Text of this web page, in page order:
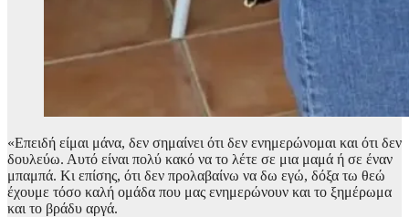
«Επειδή είμαι μάνα, δεν σημαίνει ότι δεν ενημερώνομαι και ότι δεν
δουλεύω. Αυτό είναι πολύ κακό να το λέτε σε μια μαμά ή σε έναν
μπαμπά. Κι επίσης, ότι δεν προλαβαίνω να δω εγώ, δόξα τω θεώ
έχουμε τόσο καλή ομάδα που μας ενημερώνουν και το ξημέρωμα
και το βράδυ αργά.